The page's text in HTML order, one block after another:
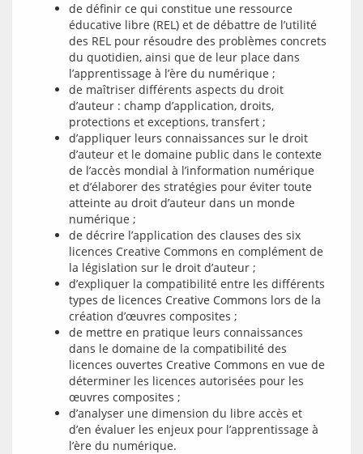
de définir ce qui constitue une ressource
éducative libre (REL) et de débattre de l’utilité
des REL pour résoudre des problèmes concrets
du quotidien, ainsi que de leur place dans
l’apprentissage à l’ère du numérique ;
de maîtriser différents aspects du droit
d’auteur : champ d’application, droits,
protections et exceptions, transfert ;
d’appliquer leurs connaissances sur le droit
d’auteur et le domaine public dans le contexte
de l’accès mondial à l’information numérique
et d’élaborer des stratégies pour éviter toute
atteinte au droit d’auteur dans un monde
numérique ;
de décrire l’application des clauses des six
licences Creative Commons en complément de
la législation sur le droit d’auteur ;
d’expliquer la compatibilité entre les différents
types de licences Creative Commons lors de la
création d’œuvres composites ;
de mettre en pratique leurs connaissances
dans le domaine de la compatibilité des
licences ouvertes Creative Commons en vue de
déterminer les licences autorisées pour les
œuvres composites ;
d’analyser une dimension du libre accès et
d’en évaluer les enjeux pour l’apprentissage à
l’ère du numérique.